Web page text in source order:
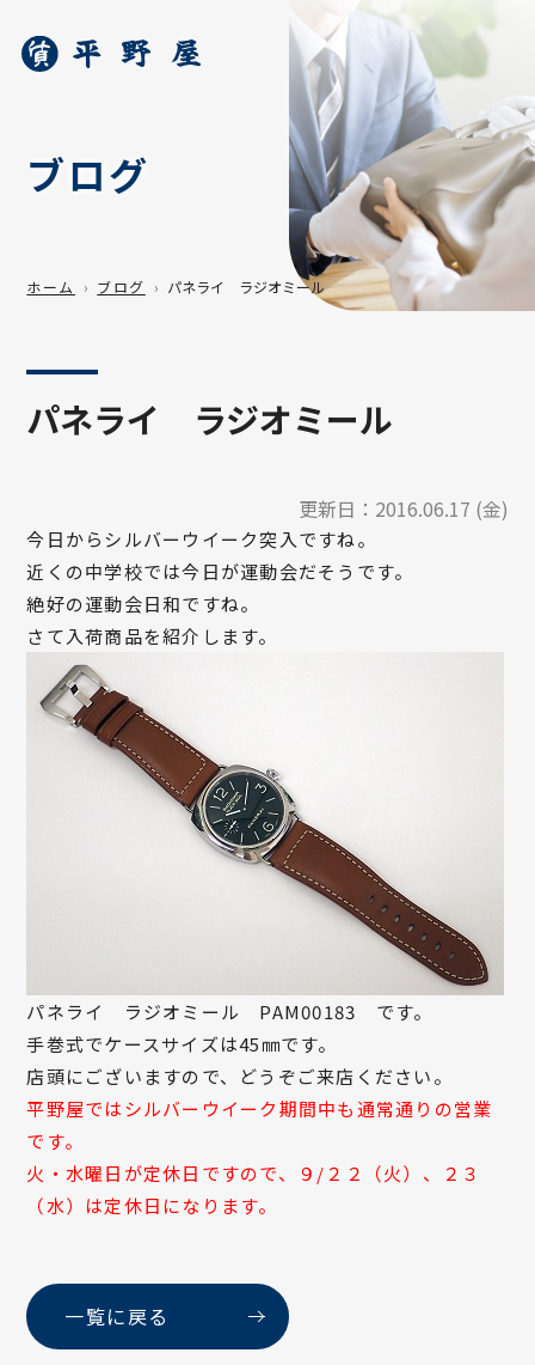
ブログ
ホーム ブログ パネライ ラジオミール
パネライ ラジオミール
更新日： 2016.06.17 (金)
今日からシルバーウイーク突入ですね。
近くの中学校では今日が運動会だそうです。
絶好の運動会日和ですね。
さて入荷商品を紹介します。
パネライ ラジオミール PAM00183 です。
手巻式でケースサイズは45㎜です。
店頭にございますので、どうぞご来店ください。
平野屋ではシルバーウイーク期間中も通常通りの営業
です。
火・水曜日が定休日ですので、９/２２（火）、２３
（水）は定休日になります。
一覧に戻る